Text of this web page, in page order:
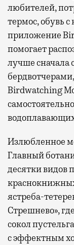
любителей,
термос, обувь
приложение
помогает
лучше сначала
Birdwatching
Излюбленное
Главный
десятки видов
ястреба-
Стрешнево»,
сокол
с эффектным